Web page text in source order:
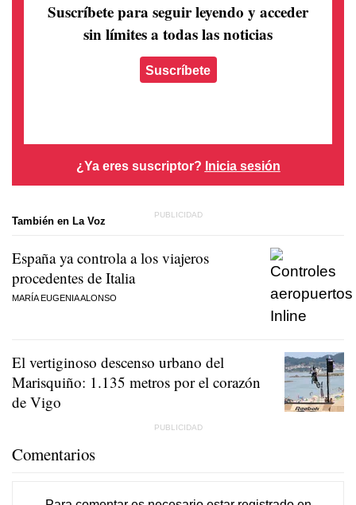
Suscríbete para seguir leyendo y acceder
sin límites a todas las noticias
Suscríbete
¿Ya eres suscriptor? Inicia sesión
También en La Voz
España ya controla a los viajeros
procedentes de Italia
MARÍA EUGENIA ALONSO
El vertiginoso descenso urbano del
Marisquiño: 1.135 metros por el corazón
de Vigo
Comentarios